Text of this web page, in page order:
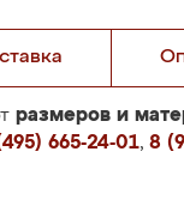
размеров и
665-24-01, 8